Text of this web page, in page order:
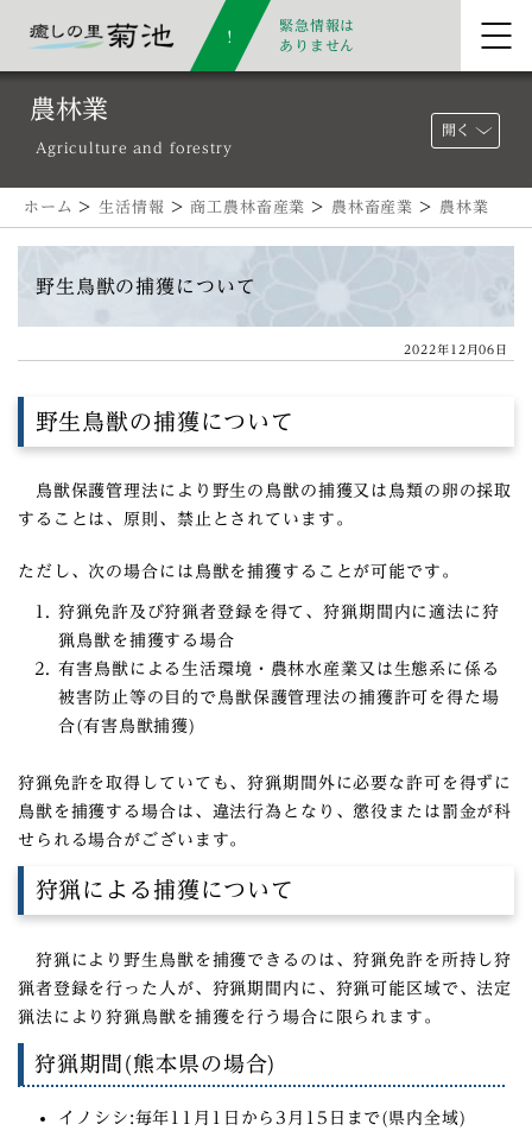
緊急情報は
ありません
農林業
Agriculture and forestry
開く
ホーム >生活情報 >商工農林畜産業 > 農林畜産業 > 農林業
野生鳥獣の捕獲について
2022年12月06日
野生鳥獣の捕獲について
鳥獣保護管理法により野生の鳥獣の捕獲又は鳥類の卵の採取
することは、原則、禁止とされています。
ただし、次の場合には鳥獣を捕獲することが可能です。
狩猟免許及び狩猟者登録を得て、狩猟期間内に適法に狩
猟鳥獣を捕獲する場合
有害鳥獣による生活環境・農林水産業又は生態系に係る
被害防止等の目的で鳥獣保護管理法の捕獲許可を得た場
合(有害鳥獣捕獲)
狩猟免許を取得していても、狩猟期間外に必要な許可を得ずに
鳥獣を捕獲する場合は、違法行為となり、懲役または罰金が科
せられる場合がございます。
狩猟による捕獲について
狩猟により野生鳥獣を捕獲できるのは、狩猟免許を所持し狩
猟者登録を行った人が、狩猟期間内に、狩猟可能区域で、法定
猟法により狩猟鳥獣を捕獲を行う場合に限られます。
狩猟期間(熊本県の場合)
イノシシ:毎年11月1日から3月15日まで(県内全域)